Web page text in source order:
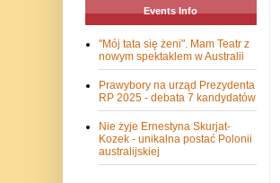
Events Info
"Mój tata się żeni". Mam Teatr z
nowym spektaklem w Australii
Prawybory na urząd Prezydenta
RP 2025 - debata 7 kandydatów
Nie żyje Ernestyna Skurjat-
Kozek - unikalna postać Polonii
australijskiej